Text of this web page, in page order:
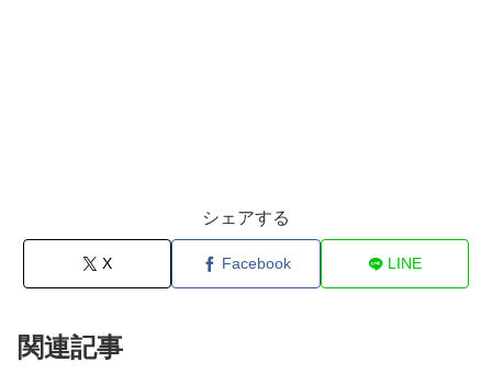
シェアする
X Facebook LINE
関連記事